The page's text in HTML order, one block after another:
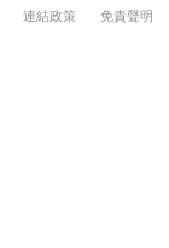
連結政策
免責聲明